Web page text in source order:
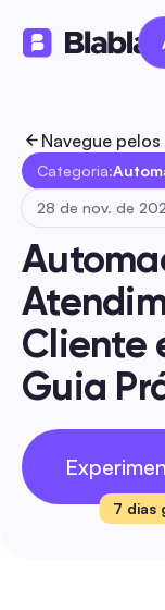
Navegue
Categoria:
28 de nov. de
Cliente
Guia
7 dias